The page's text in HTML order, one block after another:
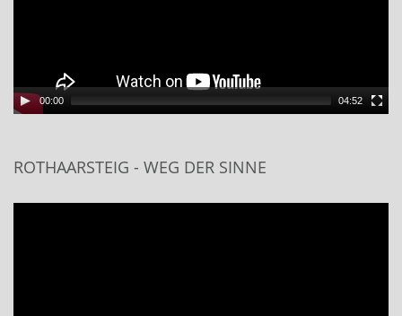
00:00 04:52
ROTHAARSTEIG - WEG DER SINNE